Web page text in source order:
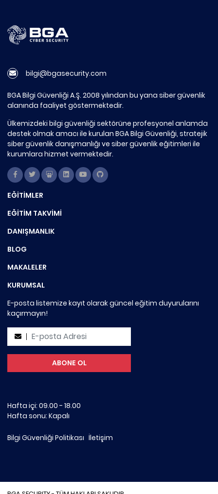
bilgi@bgasecurity.com
BGA Bilgi Güvenliği A.Ş. 2008 yılından bu yana siber güvenlik
alanında faaliyet göstermektedir.
Ülkemizdeki bilgi güvenliği sektörüne profesyonel anlamda
destek olmak amacı ile kurulan BGA Bilgi Güvenliği, stratejik
siber güvenlik danışmanlığı ve siber güvenlik eğitimleri ile
kurumlara hizmet vermektedir.
EĞİTİMLER
EĞİTİM TAKVİMİ
DANIŞMANLIK
BLOG
MAKALELER
KURUMSAL
E-posta listemize kayıt olarak güncel eğitim duyurularını
kaçırmayın!
Hafta içi: 09.00 - 18.00
Hafta sonu: Kapalı
Bilgi Güvenliği Politikası İletişim